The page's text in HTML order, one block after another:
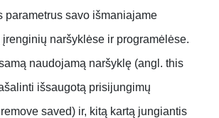
parametrus savo išmaniajame
naršyklėse ir programėlėse.
naudojamą naršyklę (angl. this
išsaugotą prisijungimų
saved) ir, kitą kartą jungiantis